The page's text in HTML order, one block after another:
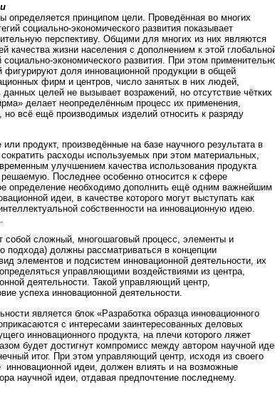
определяется принципом цели. Проведённая во многих
социально-экономического развития показывает
перспективу. Общими для многих из них являются
жизни населения с дополнением к этой
экономического развития. При этом
фигурируют доля инновационной продукции в общей
фирм и центров, число занятых в них людей,
целей не вызывает возражений, но отсутствие чётких
делает неопределённым процесс их применения,
всё ещё производимых изделий относить к разряду
продукт, произведённые на базе научного результата в
расходы используемых при этом материальных,
улучшением качества использования продукта
Последнее особенно относится к сфере
определение необходимо дополнить ещё одним важнейшим
идеи, в качестве которого могут выступать как
собственности на инновационную идею.
собой сложный, многошаговый процесс, элементы и
подхода) должны рассматриваться в концепции
элементов и подсистем инновационной деятельности, их
управляющими воздействиями из центра,
деятельности. Такой управляющий центр,
успеха инновационной деятельности.
является блок «Разработка образца инновационного
с интересами заинтересованных деловых
инновационного продукта, на плечи которого ляжет
будет достигнут компромисс между автором научной
итог. При этом управляющий центр, исходя из своего
инновационной идеи, должен влиять и на возможные
научной идеи, отдавая предпочтение последнему.